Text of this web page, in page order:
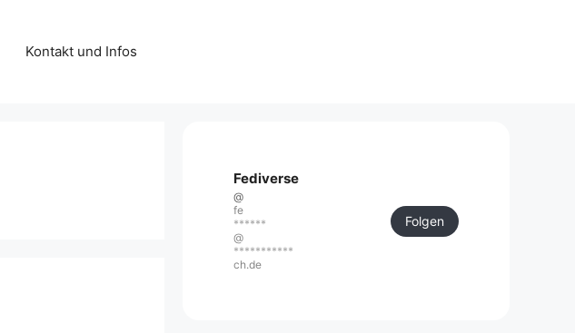
Kontakt und Infos
Fediverse
@
fe
******
@
***********
ch.de
Folgen